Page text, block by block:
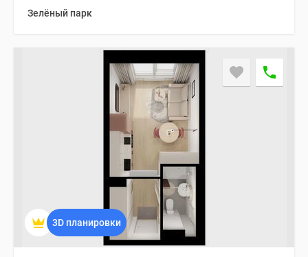
Зелёный парк
3D планировки